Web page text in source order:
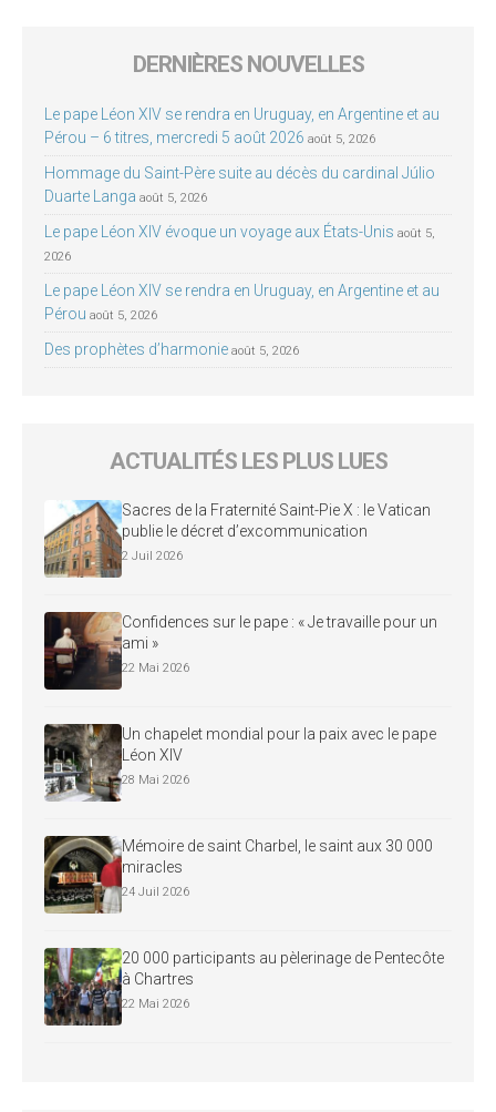
DERNIÈRES NOUVELLES
Le pape Léon XIV se rendra en Uruguay, en Argentine et au
Pérou – 6 titres, mercredi 5 août 2026 août 5, 2026
Hommage du Saint-Père suite au décès du cardinal Júlio
Duarte Langa août 5, 2026
Le pape Léon XIV évoque un voyage aux États-Unis août 5,
2026
Le pape Léon XIV se rendra en Uruguay, en Argentine et au
Pérou août 5, 2026
Des prophètes d’harmonie août 5, 2026
ACTUALITÉS LES PLUS LUES
Sacres de la Fraternité Saint-Pie X : le Vatican
publie le décret d’excommunication
2 Juil 2026
Confidences sur le pape : « Je travaille pour un
ami »
22 Mai 2026
Un chapelet mondial pour la paix avec le pape
Léon XIV
28 Mai 2026
Mémoire de saint Charbel, le saint aux 30 000
miracles
24 Juil 2026
20 000 participants au pèlerinage de Pentecôte
à Chartres
22 Mai 2026